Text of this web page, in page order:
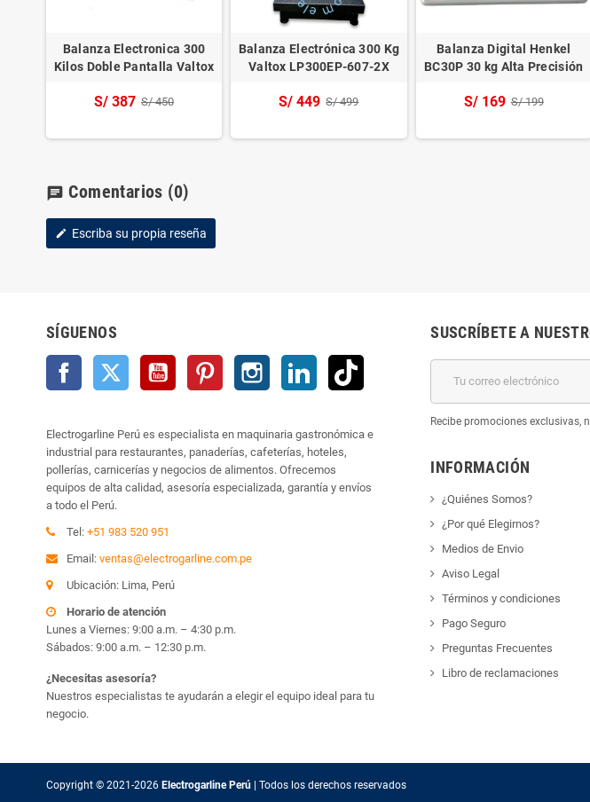
Balanza Electronica 300
Kilos Doble Pantalla Valtox
S/ 387 S/ 450
Balanza Electrónica 300 Kg
Valtox LP300EP-607-2X
S/ 449 S/ 499
Balanza Digital Henkel
BC30P 30 kg Alta Precisión
S/ 169 S/ 199
chat Comentarios (0)
edit Escriba su propia reseña
SÍGUENOS
Facebook Twitter YouTube Pinterest Instagram LinkedIn
Electrogarline Perú es especialista en maquinaria gastronómica e
industrial para restaurantes, panaderías, cafeterías, hoteles,
pollerías, carnicerías y negocios de alimentos. Ofrecemos
equipos de alta calidad, asesoría especializada, garantía y envíos
a todo el Perú.
Tel: +51 983 520 951
Email: ventas@electrogarline.com.pe
Ubicación: Lima, Perú
Horario de atención
Lunes a Viernes: 9:00 a.m. – 4:30 p.m.
Sábados: 9:00 a.m. – 12:30 p.m.
¿Necesitas asesoría?
Nuestros especialistas te ayudarán a elegir el equipo ideal para tu
negocio.
SUSCRÍBETE A
Recibe promociones
INFORMACIÓN
¿Quiénes Somos?
¿Por qué Elegirnos?
Medios de Envio
Aviso Legal
Términos y condiciones
Pago Seguro
Preguntas Frecuentes
Libro de reclamaciones
Copyright © 2021-2026 Electrogarline Perú | Todos los derechos reservados